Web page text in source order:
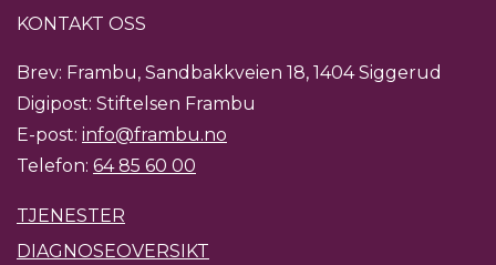
KONTAKT OSS
Brev: Frambu, Sandbakkveien 18, 1404 Siggerud
Digipost: Stiftelsen Frambu
E-post: info@frambu.no
Telefon: 64 85 60 00
TJENESTER
DIAGNOSEOVERSIKT